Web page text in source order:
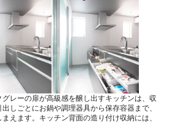
グレーの扉が高級感を醸し出すキッチンは、収
しごとにお鍋や調理器具から保存容器まで、
えます。キッチン背面の造り付け収納には、